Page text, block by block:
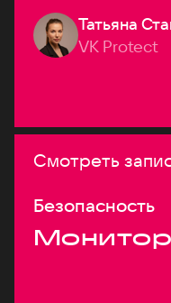
Татьяна
VK Protect
Смотреть
Безопасность